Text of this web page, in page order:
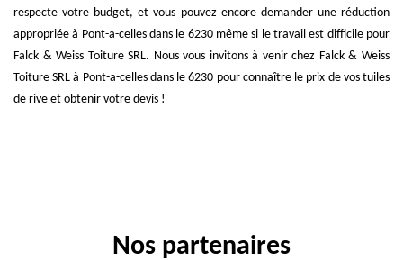
respecte votre budget, et vous pouvez encore demander une réduction
appropriée à Pont-a-celles dans le 6230 même si le travail est difficile pour
Falck & Weiss Toiture SRL. Nous vous invitons à venir chez Falck & Weiss
Toiture SRL à Pont-a-celles dans le 6230 pour connaître le prix de vos tuiles
de rive et obtenir votre devis !
Nos partenaires